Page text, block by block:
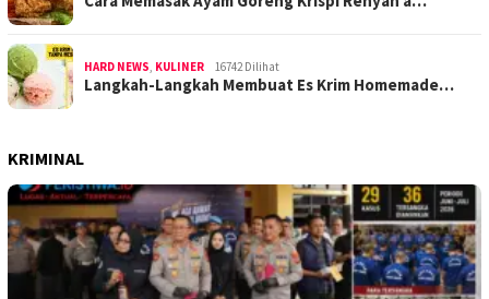
HARD NEWS, KULINER 16742 Dilihat
Langkah-Langkah Membuat Es Krim Homemade…
KRIMINAL